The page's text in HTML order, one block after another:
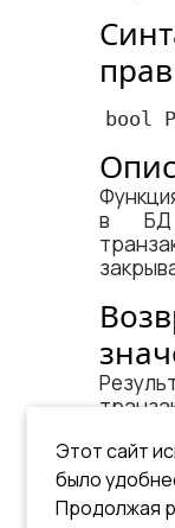
bool
в БД
БД;
Этот сайт
было
Продолжая